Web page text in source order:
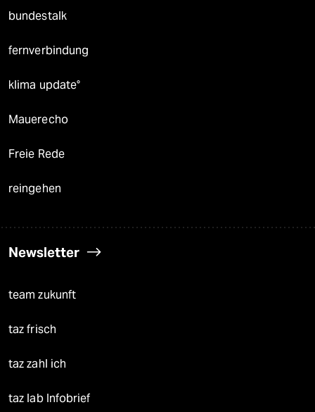
bundestalk
fernverbindung
klima update°
Mauerecho
Freie Rede
reingehen
Newsletter
team zukunft
taz frisch
taz zahl ich
taz lab Infobrief